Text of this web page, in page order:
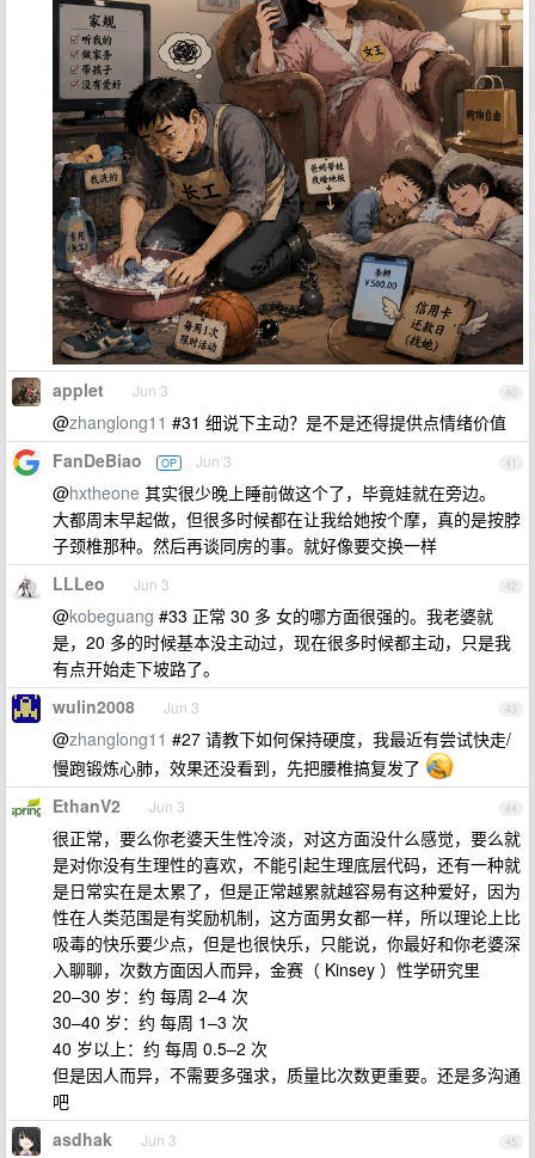
40
applet Jun 3
@zhanglong11 #31 细说下主动？是不是还得提供点情绪价值
41
FanDeBiao OP Jun 3
@hxtheone 其实很少晚上睡前做这个了，毕竟娃就在旁边。
大都周末早起做，但很多时候都在让我给她按个摩，真的是按脖
子颈椎那种。然后再谈同房的事。就好像要交换一样
42
LLLeo Jun 3
@kobeguang #33 正常 30 多 女的哪方面很强的。我老婆就
是，20 多的时候基本没主动过，现在很多时候都主动，只是我
有点开始走下坡路了。
43
wulin2008 Jun 3
@zhanglong11 #27 请教下如何保持硬度，我最近有尝试快走/
慢跑锻炼心肺，效果还没看到，先把腰椎搞复发了
44
EthanV2 Jun 3
很正常，要么你老婆天生性冷淡，对这方面没什么感觉，要么就
是对你没有生理性的喜欢，不能引起生理底层代码，还有一种就
是日常实在是太累了，但是正常越累就越容易有这种爱好，因为
性在人类范围是有奖励机制，这方面男女都一样，所以理论上比
吸毒的快乐要少点，但是也很快乐，只能说，你最好和你老婆深
入聊聊，次数方面因人而异，金赛（ Kinsey ）性学研究里
20–30 岁：约 每周 2–4 次
30–40 岁：约 每周 1–3 次
40 岁以上：约 每周 0.5–2 次
但是因人而异，不需要多强求，质量比次数更重要。还是多沟通
吧
45
asdhak Jun 3